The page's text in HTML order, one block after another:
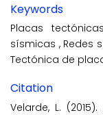
Keywords
Placas
sísmicas , Redes
Tectónica de
Citation
Velarde, L. (2015).